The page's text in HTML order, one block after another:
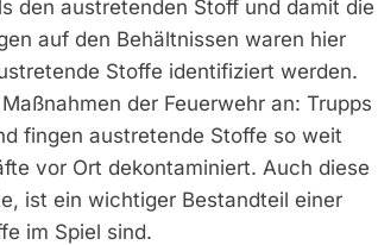
den austretenden Stoff und damit die
auf den Behältnissen waren hier
Stoffe identifiziert werden.
der Feuerwehr an: Trupps
fingen austretende Stoffe so weit
vor Ort dekontaminiert. Auch diese
ist ein wichtiger Bestandteil einer
im Spiel sind.